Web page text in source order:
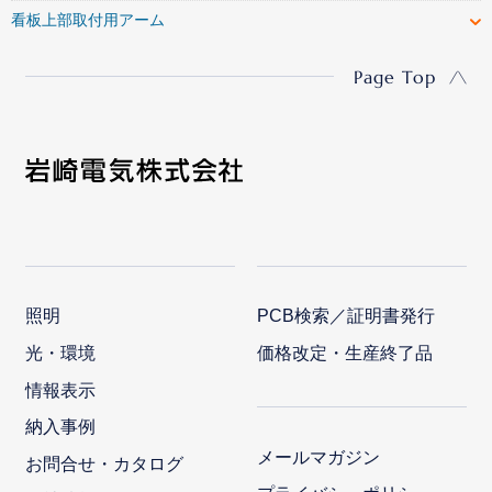
看板上部取付用アーム
Page Top
照明
光・環境
情報表示
納入事例
お問合せ・カタログ
PCB検索／証明書発行
価格改定・生産終了品
メールマガジン